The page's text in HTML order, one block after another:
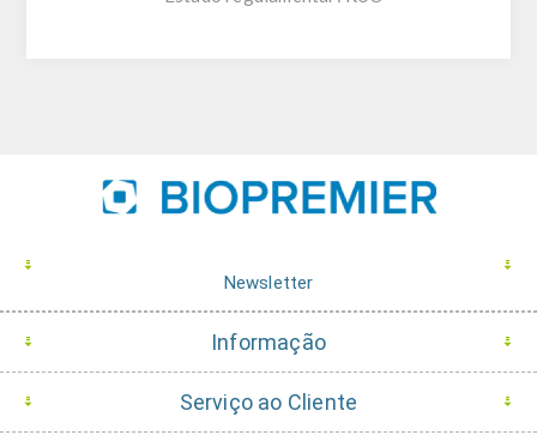
Newsletter
Informação
Serviço ao Cliente